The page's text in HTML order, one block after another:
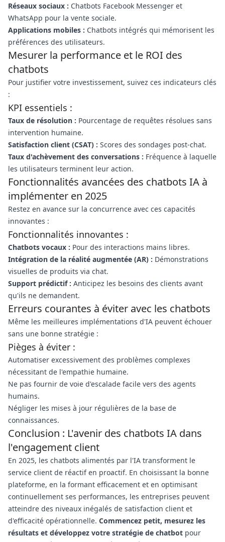
Réseaux sociaux : Chatbots Facebook Messenger et
WhatsApp pour la vente sociale.
Applications mobiles : Chatbots intégrés qui mémorisent les
préférences des utilisateurs.
Mesurer la performance et le ROI des
chatbots
Pour justifier votre investissement, suivez ces indicateurs clés
:
KPI essentiels :
Taux de résolution : Pourcentage de requêtes résolues sans
intervention humaine.
Satisfaction client (CSAT) : Scores des sondages post-chat.
Taux d'achèvement des conversations : Fréquence à laquelle
les utilisateurs terminent leur action.
Fonctionnalités avancées des chatbots IA à
implémenter en 2025
Restez en avance sur la concurrence avec ces capacités
innovantes :
Fonctionnalités innovantes :
Chatbots vocaux : Pour des interactions mains libres.
Intégration de la réalité augmentée (AR) : Démonstrations
visuelles de produits via chat.
Support prédictif : Anticipez les besoins des clients avant
qu'ils ne demandent.
Erreurs courantes à éviter avec les chatbots
Même les meilleures implémentations d'IA peuvent échouer
sans une bonne stratégie :
Pièges à éviter :
Automatiser excessivement des problèmes complexes
nécessitant de l'empathie humaine.
Ne pas fournir de voie d'escalade facile vers des agents
humains.
Négliger les mises à jour régulières de la base de
connaissances.
Conclusion : L'avenir des chatbots IA dans
l'engagement client
En 2025, les chatbots alimentés par l'IA transforment le
service client de réactif en proactif. En choisissant la bonne
plateforme, en la formant efficacement et en optimisant
continuellement ses performances, les entreprises peuvent
atteindre des niveaux inégalés de satisfaction client et
d'efficacité opérationnelle. Commencez petit, mesurez les
résultats et développez votre stratégie de chatbot pour